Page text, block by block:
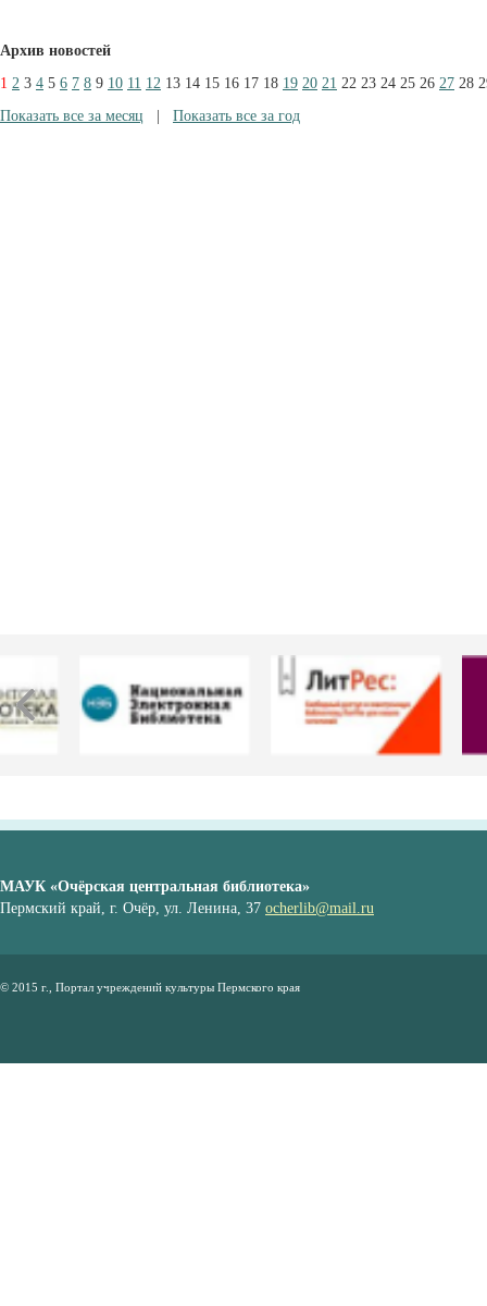
Архив новостей
1 2 3 4 5 6 7 8 9 10 11 12 13 14 15 16 17 18 19 20 21 22 23 24 25 26 27 28
Показать все за месяц
Показать все за год
МАУК «Очёрская центральная библиотека»
Пермский край, г. Очёр, ул. Ленина, 37 ocherlib@mail.ru
© 2015 г., Портал учреждений культуры Пермского края